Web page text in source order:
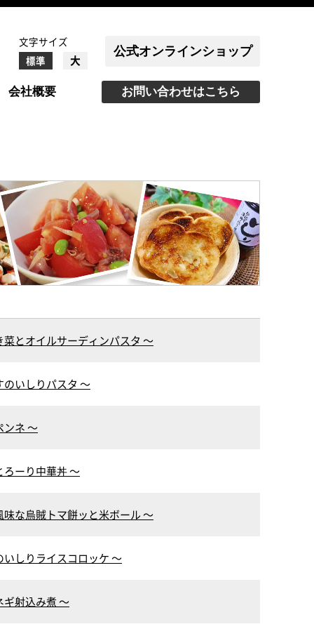
文字サイズ
標準
大
公式オンラインショップ
会社概要 お問い合わせはこちら
とオイルサーディンパスタ ～
いしりパスタ ～
ネ ～
ーり中華丼 ～
な烏賊トマ餅ッと米ボール ～
しりライスコロッケ ～
射込み煮 ～